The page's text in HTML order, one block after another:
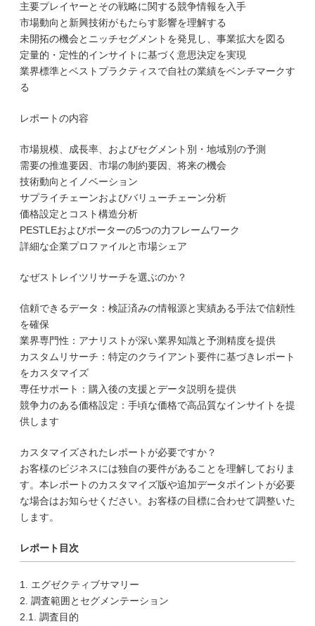
主要プレイヤーとその戦略に関する競争情報を入手
市場動向と新興技術がもたらす影響を理解する
未開拓の機会とニッチセグメントを発見し、事業拡大を図る
定量的・定性的インサイトに基づく意思決定を実現
業界標準とベストプラクティスで自社の業績をベンチマークす
る
レポートの内容
市場規模、成長率、およびセグメント別・地域別の予測
需要の推進要因、市場の制約要因、将来の機会
技術動向とイノベーション
サプライチェーンおよびバリューチェーン分析
価格設定とコスト構造分析
PESTLEおよびポーターの5つの力フレームワーク
詳細な企業プロファイルと市場シェア
なぜストレイツリサーチを選ぶのか？
信頼できるデータ：検証済みの情報源と実績ある手法で信頼性
を確保
業界専門性：アナリストが深い業界知識と予測精度を提供
カスタムリサーチ：特定のクライアント要件に基づきレポート
をカスタマイズ
専任サポート：購入後の支援とデータ説明を提供
競争力のある価格設定：手頃な価格で高品質なインサイトを提
供します
カスタマイズされたレポートが必要ですか？
お客様のビジネスには独自の要件があることを理解しておりま
す。本レポートのカスタマイズ版や追加データポイントが必要
な場合はお知らせください。お客様の目標に合わせて調整いた
します。
レポート目次
1. エグゼクティブサマリー
2. 調査範囲とセグメンテーション
2.1. 調査目的